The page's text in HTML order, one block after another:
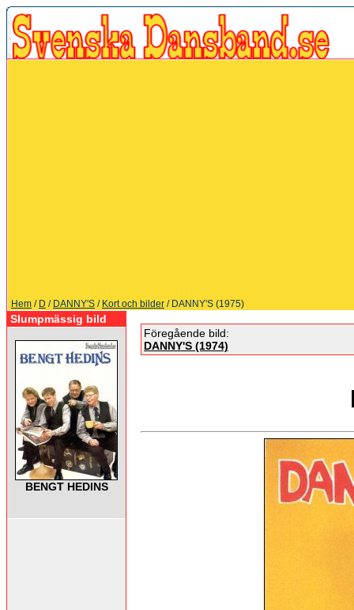
Hem / D / DANNY'S / Kort och bilder / DANNY'S (1975)
Slumpmässig bild
BENGT HEDINS
Föregående bild:
DANNY'S (1974)